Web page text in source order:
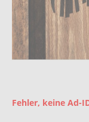
Fehler, keine Ad-